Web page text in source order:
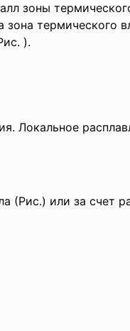
зоны
термического
).
Локальное
(Рис.) или за счет